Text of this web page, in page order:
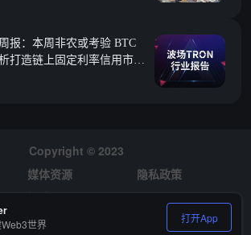
报：本周非农或考验 BTC
打造链上固定利率信用市场
Copyright © 2023
媒体资源
隐私政策
招聘
世界 打开App